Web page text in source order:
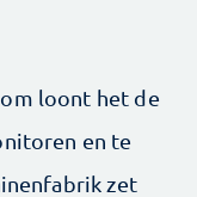
loont het de
en te
zet